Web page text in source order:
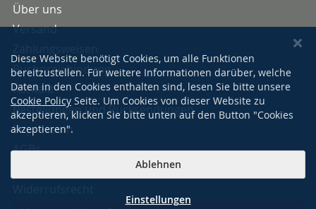
Über uns
Versand
Buchpreisbindung
Kontakt
Bestellungen und Rücksendungen
Impressum
AGBs
Diese Website benötigt Cookies, um alle Funktionen
bereitzustellen. Für weitere Informationen darüber, welche
Daten in den Cookies enthalten sind, lesen Sie bitte unsere
Cookie Policy Seite. Um Cookies von dieser Website zu
akzeptieren, klicken Sie bitte unten auf den Button "Cookies
akzeptieren".
Ablehnen
Einstellungen